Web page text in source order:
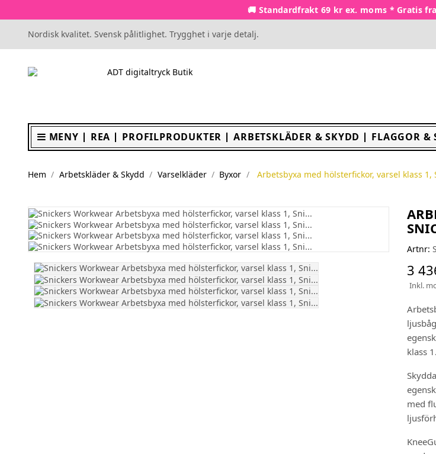
🚚 Standardfrakt 69 kr ex. moms * Gratis
Nordisk kvalitet. Svensk pålitlighet. Trygghet i varje detalj.
MENY REA PROFILPRODUKTER ARBETSKLÄDER & SKYDD FLAGGOR &
Hem Arbetskläder & Skydd Varselkläder Byxor Arbetsbyxa med hölsterfickor, varsel klass 1,
Artnr:
3
Inkl.
klass 1.
med